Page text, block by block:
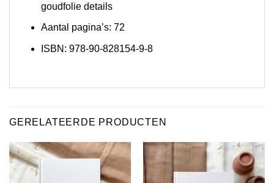
goudfolie details
Aantal pagina’s: 72
ISBN: 978-90-828154-9-8
GERELATEERDE PRODUCTEN